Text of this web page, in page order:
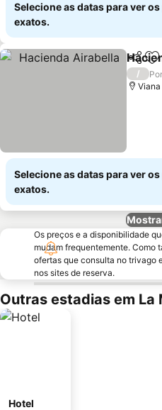
Selecione as datas para ver
exatos.
/
Selecione as datas para ver
exatos.
Os preços e a disponibilidade
mudam frequentemente. Como
ofertas que consulta no trivago
nos sites de reserva.
Outras estadias em La
Hotel